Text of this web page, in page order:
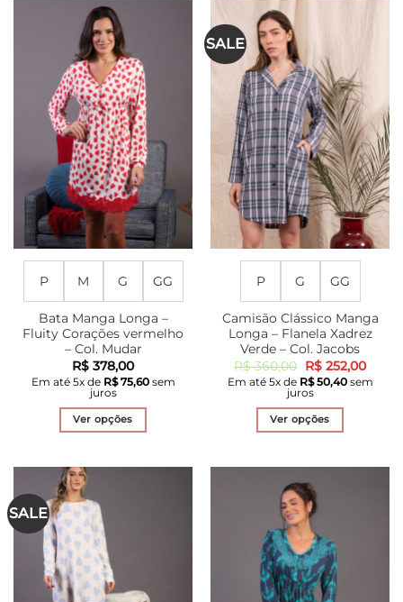
tem
várias
variantes.
As
opções
podem
ser
escolhidas
na
página
do
produto
As
opções
podem
ser
escolhidas
na
página
do
produto
P M G GG
Bata Manga Longa –
Fluity Corações vermelho
– Col. Mudar
R$ 378,00
Em até 5x de R$75,60sem
juros
Ver opções
variantes.
As
opções
podem
ser
SALE
P G GG
Camisão Clássico Manga
Longa – Flanela Xadrez
Verde – Col. Jacobs
R$360,00 O
preço
original
era:
R$ 360,00.
R$252,00O
preço
atual
Em até 5x de R$50,40sem
juros
Ver opções
várias
variantes.
As
opções
podem
ser
SALE